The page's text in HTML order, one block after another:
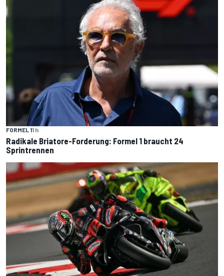
FORMEL 11 h
Radikale Briatore-Forderung: Formel 1 braucht 24
Sprintrennen